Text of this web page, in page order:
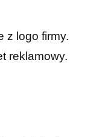
z logo firmy.
reklamowy.